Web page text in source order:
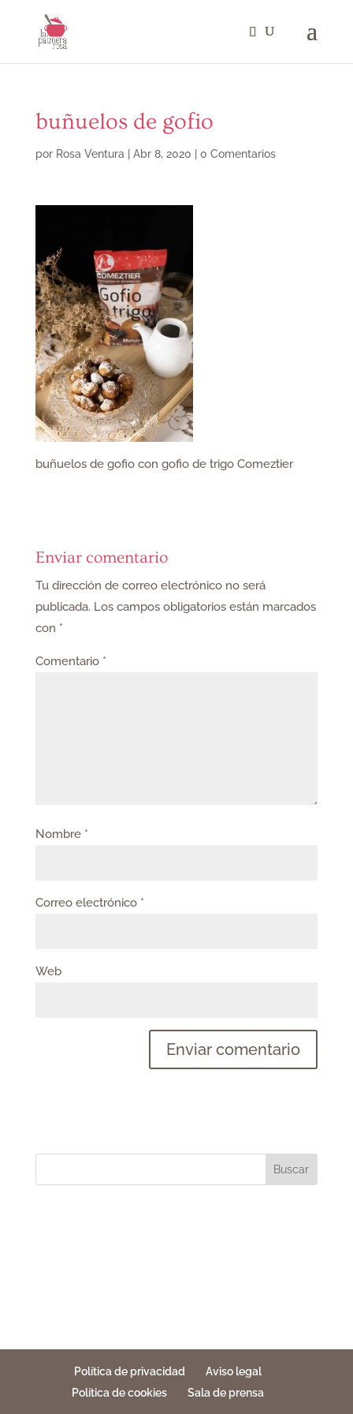
buñuelos de gofio
por Rosa Ventura Abr 8, 2020 0 Comentarios
buñuelos de gofio con gofio de trigo Comeztier
Enviar comentario
Tu dirección de correo electrónico no será
publicada. Los campos obligatorios están marcados
con *
Comentario *
Nombre *
Correo electrónico *
Web
Buscar
Política de privacidad
Aviso legal
Política de cookies
Sala de prensa